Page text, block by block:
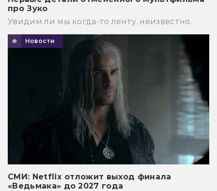
про Зуко
Увидим ли мы когда-то ленту, неизвестно.
Новости
СМИ: Netflix отложит выход финала
«Ведьмака» до 2027 года